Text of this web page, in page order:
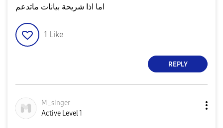
اما اذا شريحة بيانات ماتدعم
1 Like
REPLY
M_singer
Active Level 1